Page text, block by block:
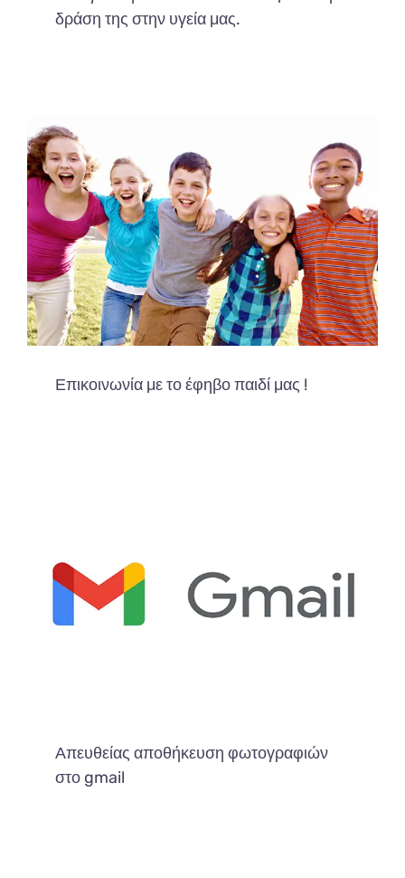
δράση της στην υγεία μας.
Επικοινωνία με το έφηβο παιδί μας !
Απευθείας αποθήκευση φωτογραφιών
στο gmail